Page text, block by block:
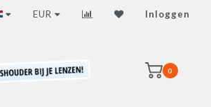
betrouwbare levering
EUR Inloggen
0